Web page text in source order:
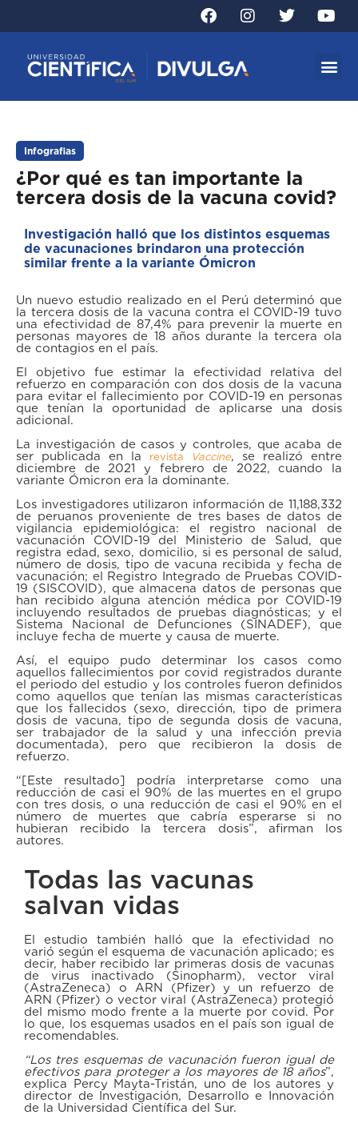
Infografias
¿Por qué es tan importante la
tercera dosis de la vacuna covid?
Investigación halló que los distintos esquemas
de vacunaciones brindaron una protección
similar frente a la variante Ómicron
Un nuevo estudio realizado en el Perú determinó que
la tercera dosis de la vacuna contra el COVID-19 tuvo
una efectividad de 87,4% para prevenir la muerte en
personas mayores de 18 años durante la tercera ola
de contagios en el país.
El objetivo fue estimar la efectividad relativa del
refuerzo en comparación con dos dosis de la vacuna
para evitar el fallecimiento por COVID-19 en personas
que tenían la oportunidad de aplicarse una dosis
adicional.
La investigación de casos y controles, que acaba de
ser publicada en la
revista Vaccine, se realizó entre
diciembre de 2021 y febrero de 2022, cuando la
variante Ómicron era la dominante.
Los investigadores utilizaron información de 11,188,332
de peruanos proveniente de tres bases de datos de
vigilancia epidemiológica: el registro nacional de
vacunación COVID-19 del Ministerio de Salud, que
registra edad, sexo, domicilio, si es personal de salud,
número de dosis, tipo de vacuna recibida y fecha de
vacunación; el Registro Integrado de Pruebas COVID-
19 (SISCOVID), que almacena datos de personas que
han recibido alguna atención médica por COVID-19
incluyendo resultados de pruebas diagnósticas; y el
Sistema Nacional de Defunciones (SINADEF), que
incluye fecha de muerte y causa de muerte.
Así, el equipo pudo determinar los casos como
aquellos fallecimientos por covid registrados durante
el periodo del estudio y los controles fueron definidos
como aquellos que tenían las mismas características
que los fallecidos (sexo, dirección, tipo de primera
dosis de vacuna, tipo de segunda dosis de vacuna,
ser trabajador de la salud y una infección previa
documentada), pero que recibieron la dosis de
refuerzo.
“[Este resultado] podría interpretarse como una
reducción de casi el 90% de las muertes en el grupo
con tres dosis, o una reducción de casi el 90% en el
número de muertes que cabría esperarse si no
hubieran recibido la tercera dosis”, afirman los
autores.
Todas las vacunas
salvan vidas
El estudio también halló que la efectividad no
varió según el esquema de vacunación aplicado; es
decir, haber recibido lar primeras dosis de vacunas
de virus inactivado (Sinopharm), vector viral
(AstraZeneca) o ARN (Pfizer) y un refuerzo de
ARN (Pfizer) o vector viral (AstraZeneca) protegió
del mismo modo frente a la muerte por covid. Por
lo que, los esquemas usados en el país son igual de
recomendables.
“Los tres esquemas de vacunación fueron igual de
efectivos para proteger a los mayores de 18 años”,
explica Percy Mayta-Tristán, uno de los autores y
director de Investigación, Desarrollo e Innovación
de la Universidad Científica del Sur.